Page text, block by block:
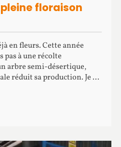
floraison
en fleurs. Cette année
pas à une récolte
arbre semi-désertique,
réduit sa production. Je ...